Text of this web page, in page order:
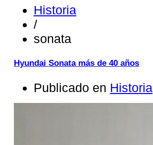
Historia
/
sonata
Hyundai Sonata más de 40 años
Publicado en Historia